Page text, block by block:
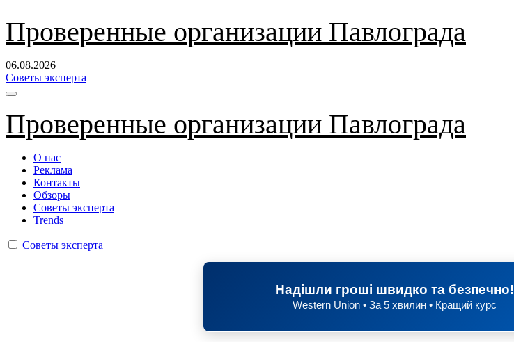
Перейти
содержанию
Проверенные организации Павлограда
06.08.2026
Советы эксперта
Проверенные организации Павлограда
О нас
Реклама
Контакты
Обзоры
Советы эксперта
Trends
Советы эксперта
Надішли гроші швидко та безпечно!
Western Union • За 5 хвилин • Кращий курс